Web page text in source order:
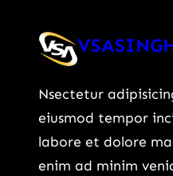
Nsectetur
eiusmod tempor
labore et dolore
enim ad minim